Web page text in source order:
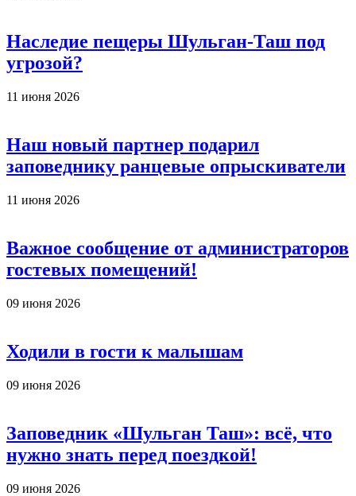
Наследие пещеры Шульган-Таш под
угрозой?
11 июня 2026
Наш новый партнер подарил
заповеднику ранцевые опрыскиватели
11 июня 2026
Важное сообщение от администраторов
гостевых помещений!
09 июня 2026
Ходили в гости к малышам
09 июня 2026
Заповедник «Шульган Таш»: всё, что
нужно знать перед поездкой!
09 июня 2026